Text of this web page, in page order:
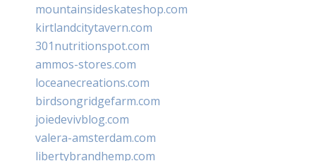
mountainsideskateshop.com
kirtlandcitytavern.com
301nutritionspot.com
ammos-stores.com
loceanecreations.com
birdsongridgefarm.com
joiedevivblog.com
valera-amsterdam.com
libertybrandhemp.com